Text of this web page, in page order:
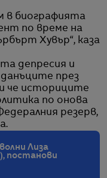
в биографията
по време на
Хувър“, каза
депресия и
през
че историците
по онова
резерв,
Лиза
постанови